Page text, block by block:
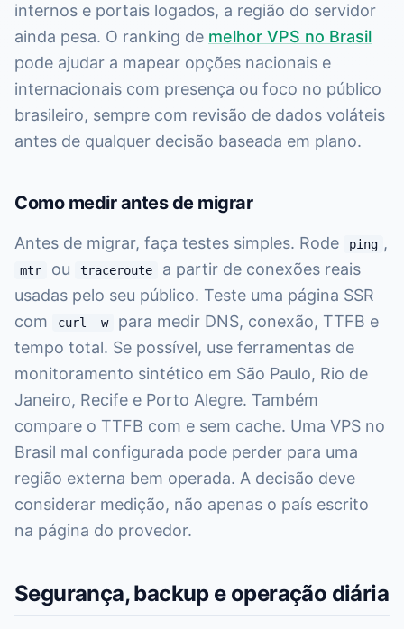
internos e portais logados, a região do servidor
ainda pesa. O ranking de melhor VPS no Brasil
pode ajudar a mapear opções nacionais e
internacionais com presença ou foco no público
brasileiro, sempre com revisão de dados voláteis
antes de qualquer decisão baseada em plano.
Como medir antes de migrar
Antes de migrar, faça testes simples. Rode ping ,
mtr ou traceroute
a partir de conexões reais
usadas pelo seu público. Teste uma página SSR
com
curl -w
para medir DNS, conexão, TTFB e
tempo total. Se possível, use ferramentas de
monitoramento sintético em São Paulo, Rio de
Janeiro, Recife e Porto Alegre. Também
compare o TTFB com e sem cache. Uma VPS no
Brasil mal configurada pode perder para uma
região externa bem operada. A decisão deve
considerar medição, não apenas o país escrito
na página do provedor.
Segurança, backup e operação diária